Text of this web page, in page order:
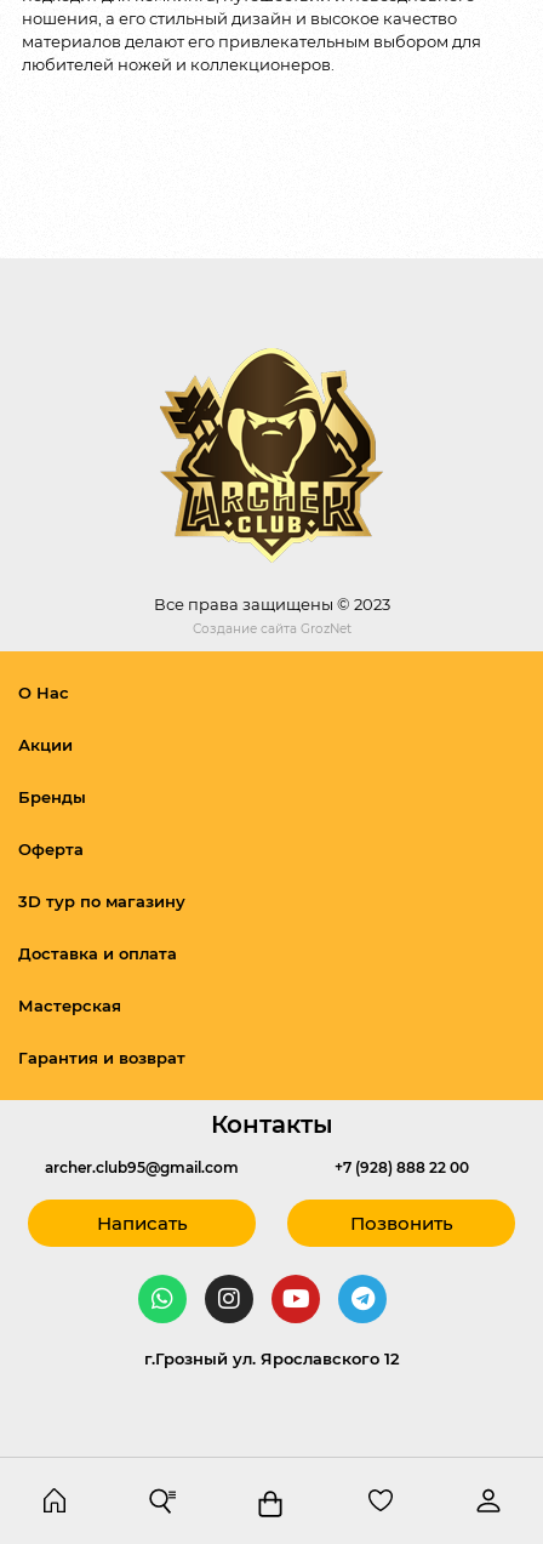
ношения, а его стильный дизайн и высокое качество
материалов делают его привлекательным выбором для
любителей ножей и коллекционеров.
Все права защищены © 2023
Создание сайта GrozNet
О Нас
Акции
Бренды
Оферта
3D тур по магазину
Доставка и оплата
Мастерская
Гарантия и возврат
Контакты
archer.club95@gmail.com
Написать
+7 (928) 888 22 00
Позвонить
г.Грозный ул. Ярославского 12